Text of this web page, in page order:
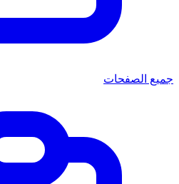
جميع الصفحات